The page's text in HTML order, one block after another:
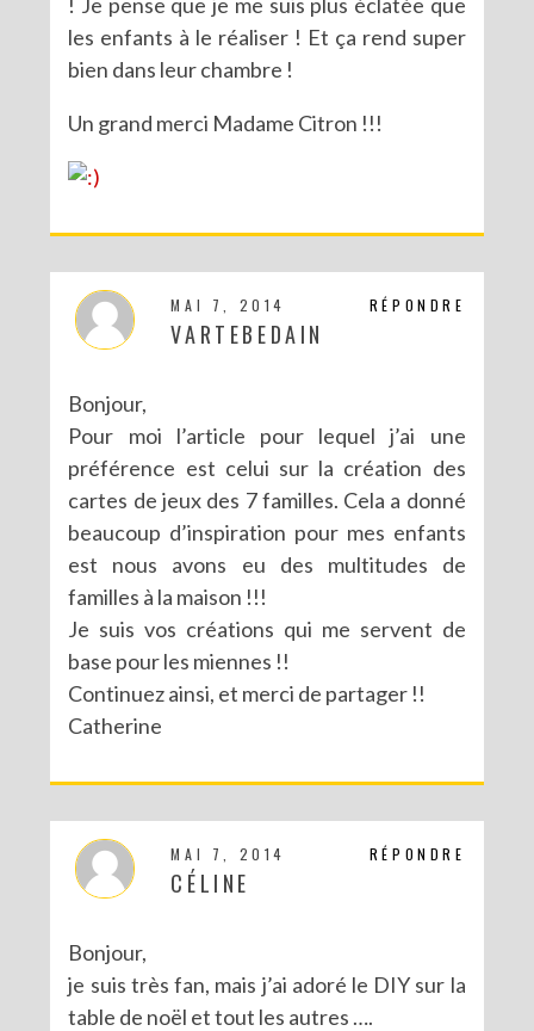
les enfants à le réaliser ! Et ça rend super
bien dans leur chambre !
Un grand merci Madame Citron !!!
RÉPONDRE
MAI 7, 2014
VARTEBEDAIN
Bonjour,
Pour moi l’article pour lequel j’ai une
préférence est celui sur la création des
cartes de jeux des 7 familles. Cela a donné
beaucoup d’inspiration pour mes enfants
est nous avons eu des multitudes de
familles à la maison !!!
Je suis vos créations qui me servent de
base pour les miennes !!
Continuez ainsi, et merci de partager !!
Catherine
RÉPONDRE
MAI 7, 2014
CÉLINE
Bonjour,
je suis très fan, mais j’ai adoré le DIY sur la
table de noël et tout les autres ….